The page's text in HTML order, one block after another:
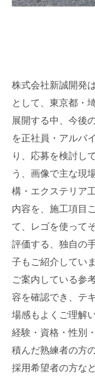
株式会社新誠開発
として、東京都・
展開する中、今後
を正社員・アルバ
り、応募を検討し
う、画像で主な現
構・エクステリア
内容を、施工項目
て、レゴを使って
評価する、独自の
子もご紹介していま
ご案内している参
容を確認でき、テ
場感もよくご理解
経験・資格・性別
積んだ熟練者の方
採用希望者の方な